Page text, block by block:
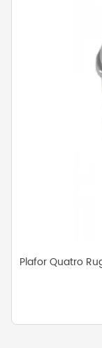
Plafor Quatro